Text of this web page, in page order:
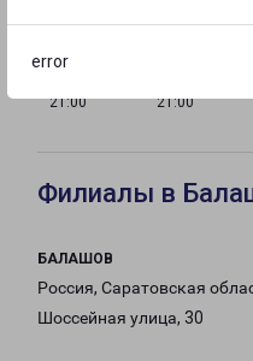
error
21:00
21:00
Филиалы в
БАЛАШОВ
Россия, Саратовская
Шоссейная улица, 30